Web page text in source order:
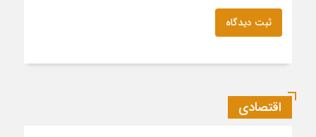
ثبت دیدگاه
اقتصادی